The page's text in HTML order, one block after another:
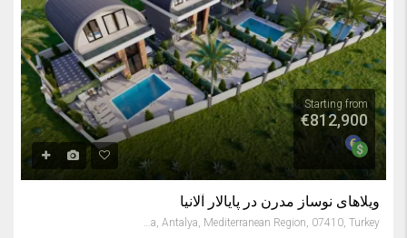
Starting from
€812,900
ویلاهای نوساز مدرن در پایالار آلانیا